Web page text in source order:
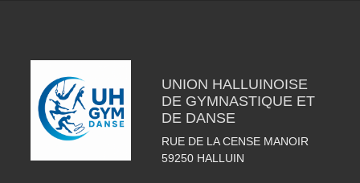
UNION HALLUINOISE
DE GYMNASTIQUE ET
DE DANSE
RUE DE LA CENSE MANOIR
59250 HALLUIN